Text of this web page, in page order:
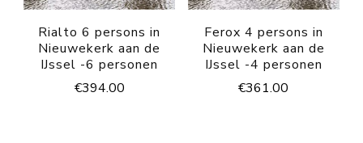
Rialto 6 persons in
Nieuwekerk aan de
IJssel -6 personen
€394.00
Ferox 4 persons in
Nieuwekerk aan de
IJssel -4 personen
€361.00